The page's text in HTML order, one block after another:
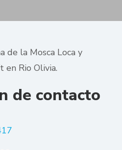
de la Mosca Loca y
en Rio Olivia.
de contacto